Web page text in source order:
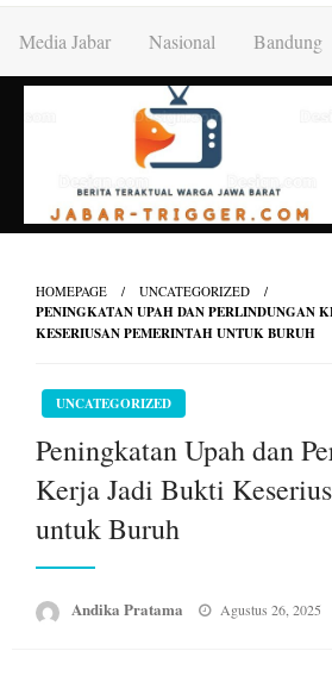
content
Media Jabar Nasional Bandung
HOMEPAGE UNCATEGORIZED
PENINGKATAN UPAH DAN PERLINDUNGAN
KESERIUSAN PEMERINTAH UNTUK BURUH
UNCATEGORIZED
Peningkatan Upah dan
Kerja Jadi Bukti
untuk Buruh
Andika Pratama
Posted
Agustus 26, 2025